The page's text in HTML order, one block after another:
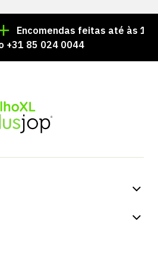
Encomendas feitas até às 15:00
85 024 0044